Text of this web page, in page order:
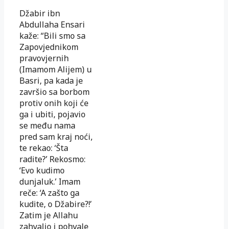
Džabir ibn
Abdullaha Ensari
kaže: “Bili smo sa
Zapovjednikom
pravovjernih
(Imamom Alijem) u
Basri, pa kada je
završio sa borbom
protiv onih koji će
ga i ubiti, pojavio
se među nama
pred sam kraj noći,
te rekao: ‘Šta
radite?’ Rekosmo:
‘Evo kudimo
dunjaluk.’ Imam
reče: ‘A zašto ga
kudite, o Džabire?!’
Zatim je Allahu
zahvalio i pohvale